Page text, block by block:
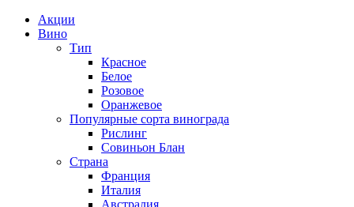
Акции
Вино
Тип
Красное
Белое
Розовое
Оранжевое
Популярные сорта винограда
Рислинг
Совиньон Блан
Страна
Франция
Италия
Австралия